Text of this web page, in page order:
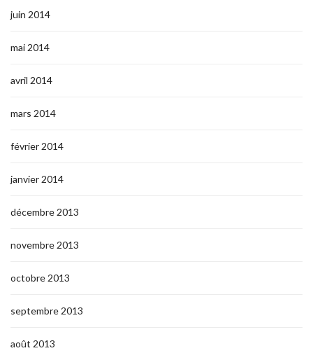
juin 2014
mai 2014
avril 2014
mars 2014
février 2014
janvier 2014
décembre 2013
novembre 2013
octobre 2013
septembre 2013
août 2013